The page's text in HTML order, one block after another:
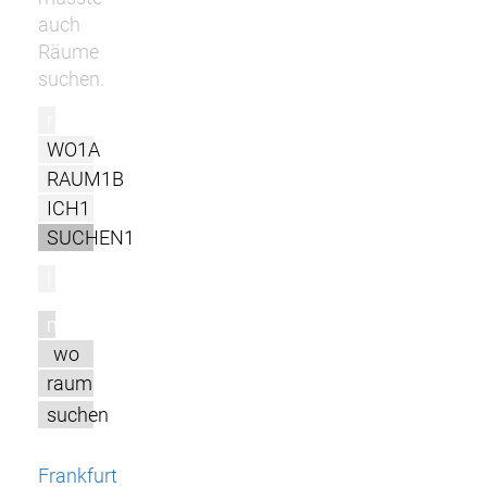
auch
Räume
suchen.
WO1A
RAUM1B
ICH1
SUCHEN1
m
wo
raum
suchen
Frankfurt